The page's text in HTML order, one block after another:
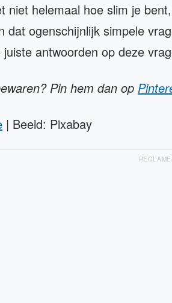
niet helemaal hoe slim je
dat ogenschijnlijk simpele
antwoorden op deze
Pin hem dan op
| Beeld: Pixabay
RECLAME